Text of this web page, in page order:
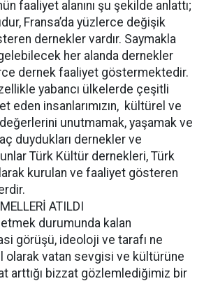
faaliyet alanını şu şekilde anlattı;
Fransa’da yüzlerce değişik
dernekler vardır. Saymakla
her alanda dernekler
dernek faaliyet göstermektedir.
yabancı ülkelerde çeşitli
eden insanlarımızın, kültürel ve
unutmamak, yaşamak ve
duydukları dernekler ve
Türk Kültür dernekleri, Türk
kurulan ve faaliyet gösteren
ATILDI
etmek durumunda kalan
görüşü, ideoloji ve tarafı ne
olarak vatan sevgisi ve kültürüne
arttığı bizzat gözlemlediğimiz bir